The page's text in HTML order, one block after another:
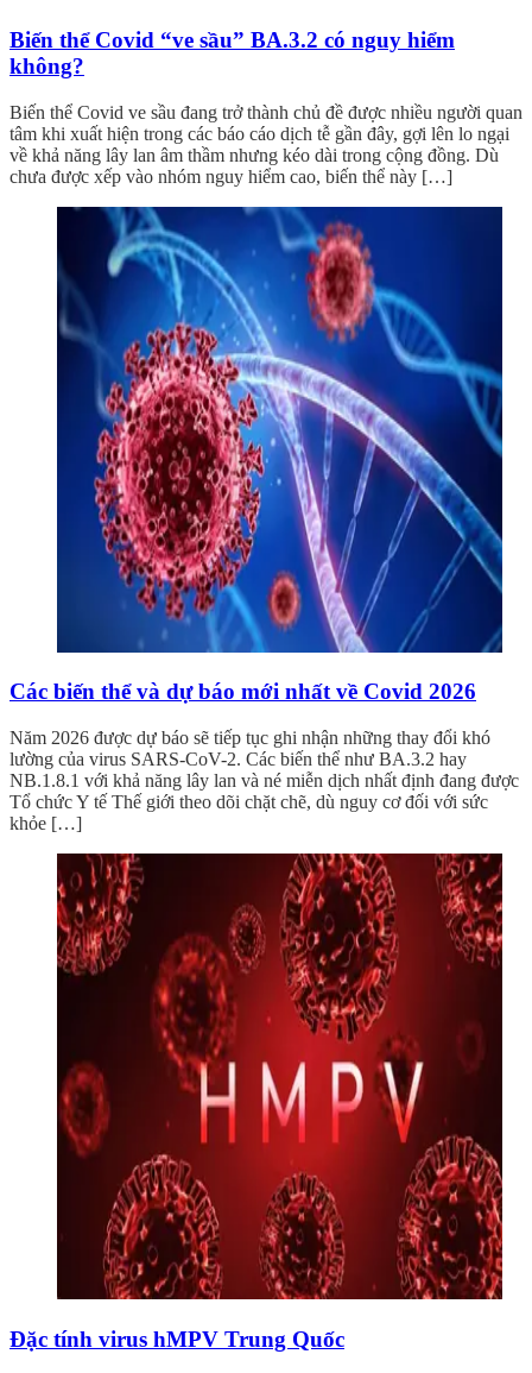
Biến thể Covid “ve sầu” BA.3.2 có nguy hiểm
không?
Biến thể Covid ve sầu đang trở thành chủ đề được nhiều người quan
tâm khi xuất hiện trong các báo cáo dịch tễ gần đây, gợi lên lo ngại
về khả năng lây lan âm thầm nhưng kéo dài trong cộng đồng. Dù
chưa được xếp vào nhóm nguy hiểm cao, biến thể này […]
Các biến thể và dự báo mới nhất về Covid 2026
Năm 2026 được dự báo sẽ tiếp tục ghi nhận những thay đổi khó
lường của virus SARS-CoV-2. Các biến thể như BA.3.2 hay
NB.1.8.1 với khả năng lây lan và né miễn dịch nhất định đang được
Tổ chức Y tế Thế giới theo dõi chặt chẽ, dù nguy cơ đối với sức
khỏe […]
Đặc tính virus hMPV Trung Quốc